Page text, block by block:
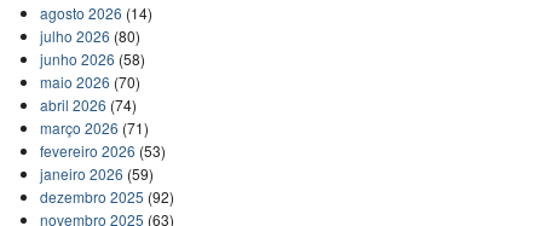
agosto 2026 (14)
julho 2026 (80)
junho 2026 (58)
maio 2026 (70)
abril 2026 (74)
março 2026 (71)
fevereiro 2026 (53)
janeiro 2026 (59)
dezembro 2025 (92)
novembro 2025 (63)